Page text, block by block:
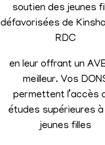
soutien des jeunes
défavorisées de
RDC
en leur offrant un
meilleur. Vos
permettent l’accès
études supérieures
jeunes filles